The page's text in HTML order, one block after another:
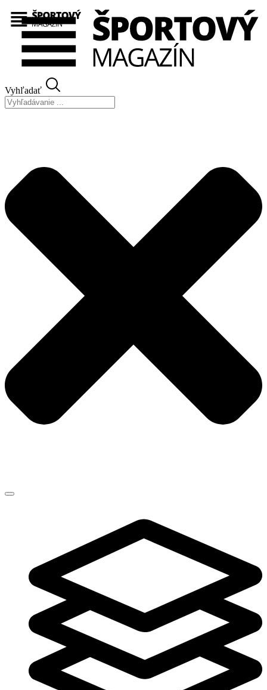
Preskočiť
na
obsah
Vyhľadať